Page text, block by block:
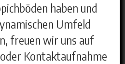
haben und
Umfeld
freuen wir uns auf
Kontaktaufnahme